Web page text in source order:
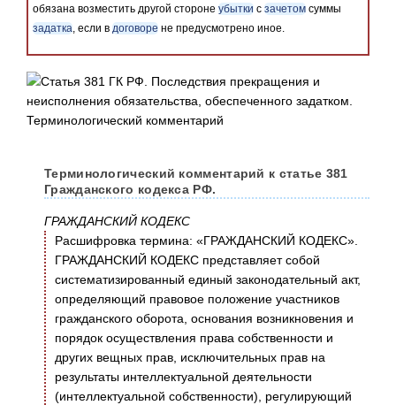
обязана возместить другой стороне убытки с зачетом суммы
задатка, если в договоре не предусмотрено иное.
Терминологический комментарий к статье 381
Гражданского кодекса РФ.
ГРАЖДАНСКИЙ КОДЕКС
Расшифровка термина: «ГРАЖДАНСКИЙ КОДЕКС».
ГРАЖДАНСКИЙ КОДЕКС представляет собой
систематизированный единый законодательный акт,
определяющий правовое положение участников
гражданского оборота, основания возникновения и
порядок осуществления права собственности и
других вещных прав, исключительных прав на
результаты интеллектуальной деятельности
(интеллектуальной собственности), регулирующий